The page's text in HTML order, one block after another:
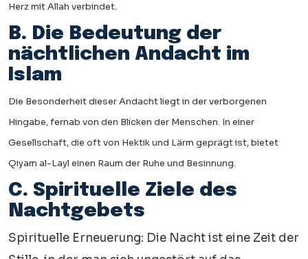
Herz mit Allah verbindet.
B. Die Bedeutung der
nächtlichen Andacht im
Islam
Die Besonderheit dieser Andacht liegt in der verborgenen
Hingabe, fernab von den Blicken der Menschen. In einer
Gesellschaft, die oft von Hektik und Lärm geprägt ist, bietet
Qiyam al-Layl einen Raum der Ruhe und Besinnung.
C. Spirituelle Ziele des
Nachtgebets
Spirituelle Erneuerung: Die Nacht ist eine Zeit der